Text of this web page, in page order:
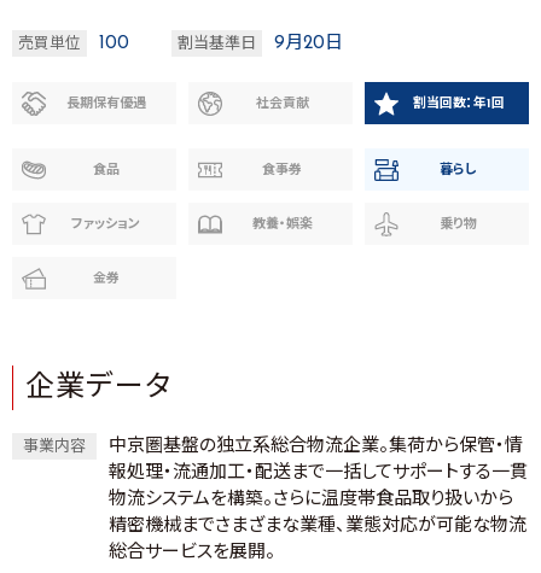
売買単位 100 割当基準日 9月20日
長期保有優遇 社会貢献 割当回数：年1回
食品 食事券 暮らし
ファッション 教養・娯楽 乗り物
金券
企業データ
事業内容
中京圏基盤の独立系総合物流企業。集荷から保管・情
報処理・流通加工・配送まで一括してサポートする一貫
物流システムを構築。さらに温度帯食品取り扱いから
精密機械までさまざまな業種、業態対応が可能な物流
総合サービスを展開。